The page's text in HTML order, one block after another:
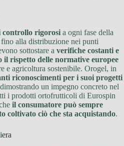
rigorosi a ogni fase della
alla distribuzione nei punti
sottostare a verifiche costanti e
il rispetto delle normative europee
e agricoltura sostenibile. Orogel, in
riconoscimenti per i suoi progetti
un impegno concreto nel
i prodotti ortofrutticoli di Eurospin
il consumatore può sempre
coltivato ciò che sta acquistando.